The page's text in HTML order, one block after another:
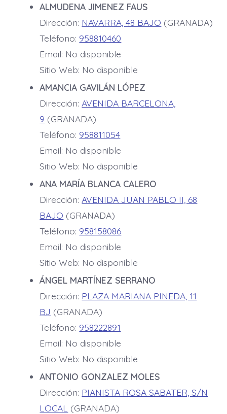
ALMUDENA JIMENEZ FAUS
Dirección: NAVARRA, 48 BAJO (GRANADA)
Teléfono: 958810460
Email: No disponible
Sitio Web: No disponible
AMANCIA GAVILÁN LÓPEZ
Dirección:AVENIDA BARCELONA,
9 (GRANADA)
Teléfono: 958811054
Email: No disponible
Sitio Web: No disponible
ANA MARÍA BLANCA CALERO
Dirección:AVENIDA JUAN PABLO II, 68
BAJO (GRANADA)
Teléfono: 958158086
Email: No disponible
Sitio Web: No disponible
ÁNGEL MARTÍNEZ SERRANO
Dirección: PLAZA MARIANA PINEDA, 11
BJ (GRANADA)
Teléfono: 958222891
Email: No disponible
Sitio Web: No disponible
ANTONIO GONZALEZ MOLES
Dirección: PIANISTA ROSA SABATER, S/N
LOCAL (GRANADA)